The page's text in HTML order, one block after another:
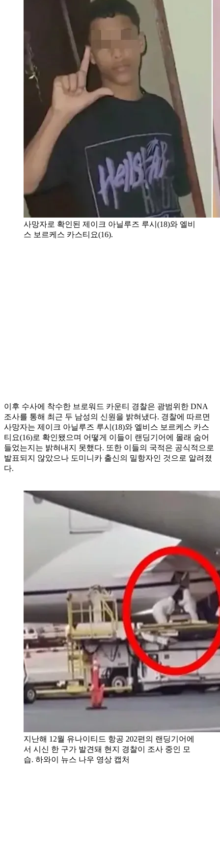
사망자로 확인된 제이크 아닐루즈 루시(18)와 엘비
스 보르케스 카스티요(16).
이후 수사에 착수한 브로워드 카운티 경찰은 광범위한 DNA
조사를 통해 최근 두 남성의 신원을 밝혀냈다. 경찰에 따르면
사망자는 제이크 아닐루즈 루시(18)와 엘비스 보르케스 카스
티요(16)로 확인됐으며 어떻게 이들이 랜딩기어에 몰래 숨어
들었는지는 밝혀내지 못했다. 또한 이들의 국적은 공식적으로
발표되지 않았으나 도미니카 출신의 밀항자인 것으로 알려졌
다.
지난해 12월 유나이티드 항공 202편의 랜딩기어에
서 시신 한 구가 발견돼 현지 경찰이 조사 중인 모
습. 하와이 뉴스 나우 영상 캡처